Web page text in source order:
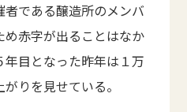
である醸造所のメンバ
赤字が出ることはなか
目となった昨年は１万
りを見せている。